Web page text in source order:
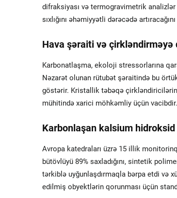
difraksiyası və termogravimetrik
sıxlığını əhəmiyyətli dərəcədə
Hava şəraiti və çirkləndirməyə
Karbonatlaşma, ekoloji stressorlarına
Nəzarət olunan rütubət şəraitində bu
göstərir. Kristallik təbəqə
mühitində xarici möhkəmliy üçün vacibdir.
Karbonlaşan kalsium
Avropa katedraları üzrə 15 illik
bütövlüyü 89% saxladığını, sintetik
tərkiblə uyğunlaşdırmaqla bərpa etdi və
edilmiş obyektlərin qorunması üçün